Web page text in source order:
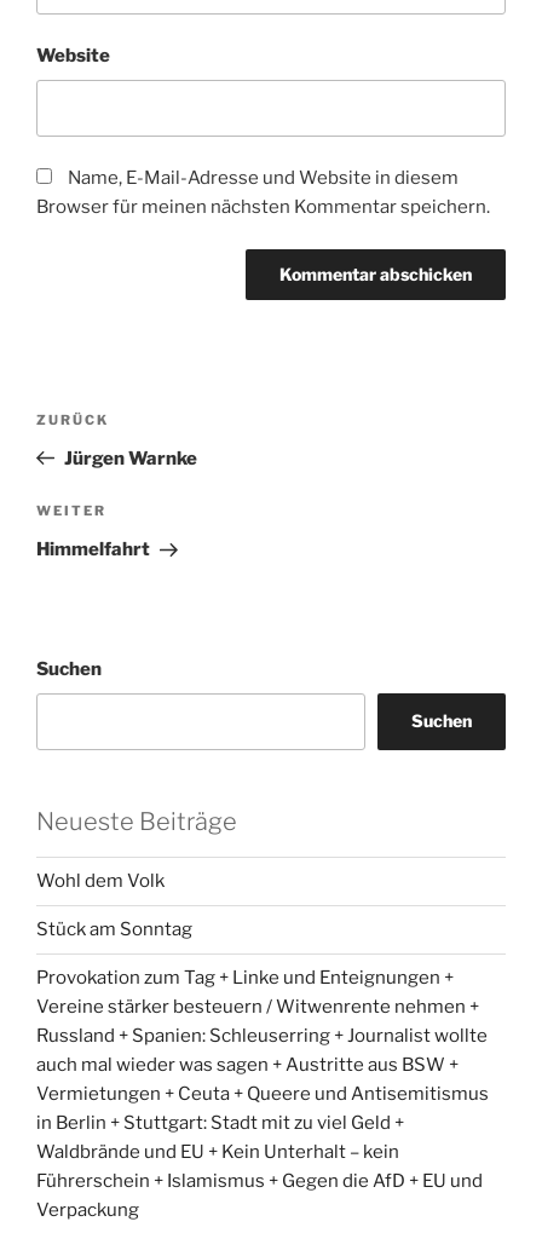
Website
Name, E-Mail-Adresse und Website in diesem
Browser für meinen nächsten Kommentar speichern.
Beitragsnavigation
Vorheriger
Beitrag
ZURÜCK
Jürgen Warnke
Nächster
Beitrag
WEITER
Himmelfahrt
Suchen
Suchen
Neueste Beiträge
Wohl dem Volk
Stück am Sonntag
Provokation zum Tag + Linke und Enteignungen +
Vereine stärker besteuern / Witwenrente nehmen +
Russland + Spanien: Schleuserring + Journalist wollte
auch mal wieder was sagen + Austritte aus BSW +
Vermietungen + Ceuta + Queere und Antisemitismus
in Berlin + Stuttgart: Stadt mit zu viel Geld +
Waldbrände und EU + Kein Unterhalt – kein
Führerschein + Islamismus + Gegen die AfD + EU und
Verpackung